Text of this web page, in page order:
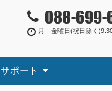
088-699-
月―金曜日(祝日除く
サポート